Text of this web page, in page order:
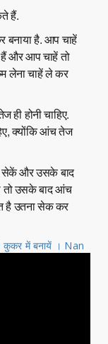
हैं.
बनाया है. आप चाहें
हैं और आप चाहें तो
लेना चाहें ले कर
होनी चाहिए.
क्योंकि आंच तेज
सेकें और उसके बाद
तो उसके बाद आंच
है उतना सेक कर
में बनायें । Nan